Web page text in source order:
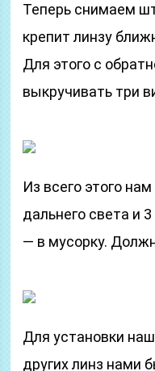
Теперь снимаем
крепит линзу
Для этого с
выкручивать три
Из всего этого
дальнего света и
— в мусорку.
Для установки
других линз нами